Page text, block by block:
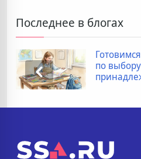
Последнее в блогах
по